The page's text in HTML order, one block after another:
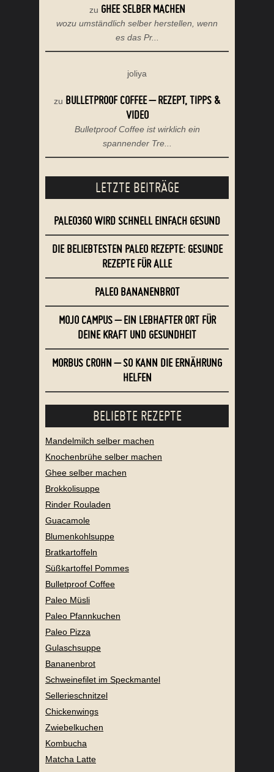
zu GHEE SELBER MACHEN
wozu umständlich selber herstellen, wenn
es das Pr...
joliya
zu BULLETPROOF COFFEE – REZEPT, TIPPS &
VIDEO
Bulletproof Coffee ist wirklich ein
spannender Tre...
LETZTE BEITRÄGE
PALEO360 WIRD SCHNELL EINFACH GESUND
DIE BELIEBTESTEN PALEO REZEPTE: GESUNDE
REZEPTE FÜR ALLE
PALEO BANANENBROT
MOJO CAMPUS – EIN LEBHAFTER ORT FÜR
DEINE KRAFT UND GESUNDHEIT
MORBUS CROHN – SO KANN DIE ERNÄHRUNG
HELFEN
BELIEBTE REZEPTE
Mandelmilch selber machen
Knochenbrühe selber machen
Ghee selber machen
Brokkolisuppe
Rinder Rouladen
Guacamole
Blumenkohlsuppe
Bratkartoffeln
Süßkartoffel Pommes
Bulletproof Coffee
Paleo Müsli
Paleo Pfannkuchen
Paleo Pizza
Gulaschsuppe
Bananenbrot
Schweinefilet im Speckmantel
Sellerieschnitzel
Chickenwings
Zwiebelkuchen
Kombucha
Matcha Latte